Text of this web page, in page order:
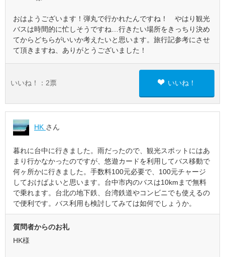
おはようございます！弾丸で行かれたんですね！ やはり観光
バスは時間的に忙しそうですね…行きたい場所をきっちり決め
てからどちらがいいか考えたいと思います。旅行記参考にさせ
て頂きますね、ありがとうございました！
いいね！： 2票 いいね！
HK さん
暮れに台中に行きました。雨だったので、観光スポットにはあ
まり行かなかったのですが、悠遊カードを利用してバス移動で
何ヶ所かに行きました。手数料100元必要で、100元チャージ
しておけばよいと思います。台中市内のバスは10kmまで無料
で乗れます。台北の地下鉄、台湾鉄道やコンビニでも使えるの
で便利です。バス利用も検討してみては如何でしょうか。
質問者からのお礼
HK様